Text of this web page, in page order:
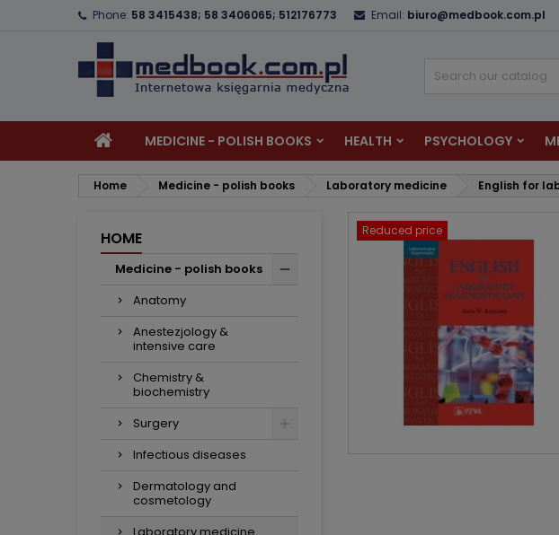
Phone: 58 3415438; 58 3406065; 512176773 Email: biuro@medbook.com.pl
MEDICINE - POLISH BOOKS HEALTH PSYCHOLOGY
Home Medicine - polish books Laboratory medicine English for
HOME
Medicine - polish books
Anatomy
Anestezjology &
intensive care
Chemistry &
biochemistry
Surgery
Infectious diseases
Dermatology and
cosmetology
Reduced price
You need to be logged in